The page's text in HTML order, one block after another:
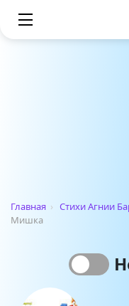
Главная › Стихи Агнии
Мишка